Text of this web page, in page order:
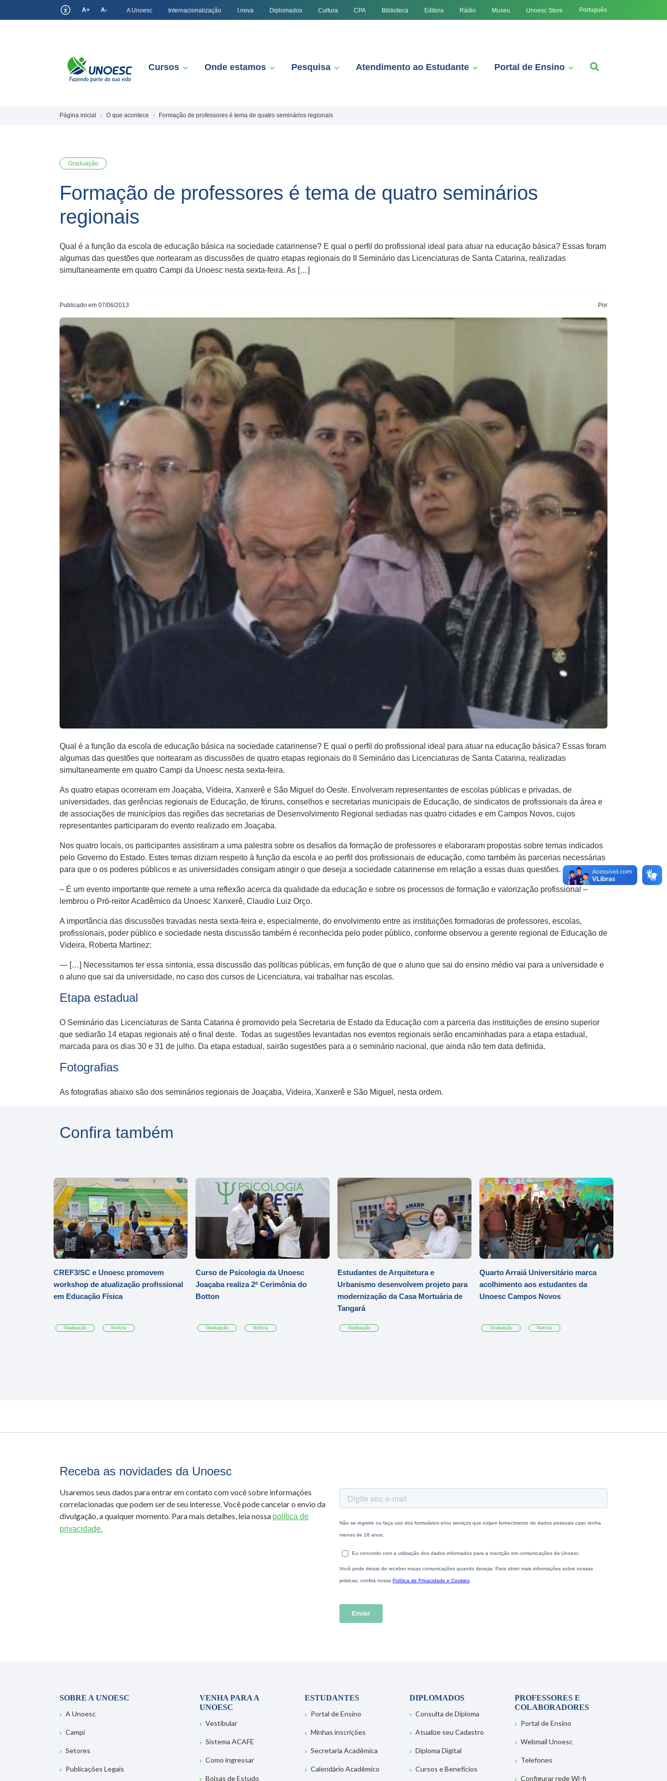
A+ A- A Unoesc Internacionalização I.nova Diplomados Cultura CPA Biblioteca Editora Rádio Museu Unoesc Store Português
Cursos Onde estamos Pesquisa Atendimento ao Estudante Portal de Ensino
Página inicial O que acontece Formação de professores é tema de quatro seminários regionais
Graduação
Formação de professores é tema de quatro seminários
regionais
Qual é a função da escola de educação básica na sociedade catarinense? E qual o perfil do profissional ideal para atuar na educação básica? Essas foram
algumas das questões que nortearam as discussões de quatro etapas regionais do II Seminário das Licenciaturas de Santa Catarina, realizadas
simultaneamente em quatro Campi da Unoesc nesta sexta-feira. As […]
Publicado em 07/06/2013 Por
Qual é a função da escola de educação básica na sociedade catarinense? E qual o perfil do profissional ideal para atuar na educação básica? Essas foram
algumas das questões que nortearam as discussões de quatro etapas regionais do II Seminário das Licenciaturas de Santa Catarina, realizadas
simultaneamente em quatro Campi da Unoesc nesta sexta-feira.
As quatro etapas ocorreram em Joaçaba, Videira, Xanxerê e São Miguel do Oeste. Envolveram representantes de escolas públicas e privadas, de
universidades, das gerências regionais de Educação, de fóruns, conselhos e secretarias municipais de Educação, de sindicatos de profissionais da área e
de associações de municípios das regiões das secretarias de Desenvolvimento Regional sediadas nas quatro cidades e em Campos Novos, cujos
representantes participaram do evento realizado em Joaçaba.
Nos quatro locais, os participantes assistiram a uma palestra sobre os desafios da formação de professores e elaboraram propostas sobre temas indicados
pelo Governo do Estado. Estes temas diziam respeito à função da escola e ao perfil dos profissionais de educação, como também às parcerias necessárias
para que o os poderes públicos e as universidades consigam atingir o que deseja a sociedade catarinense em relação a essas duas questões.
– É um evento importante que remete a uma reflexão acerca da qualidade da educação e sobre os processos de formação e valorização profissional –
lembrou o Pró-reitor Acadêmico da Unoesc Xanxerê, Claudio Luiz Orço.
A importância das discussões travadas nesta sexta-feira e, especialmente, do envolvimento entre as instituições formadoras de professores, escolas,
profissionais, poder público e sociedade nesta discussão também é reconhecida pelo poder público, conforme observou a gerente regional de Educação de
Videira, Roberta Martinez:
— […] Necessitamos ter essa sintonia, essa discussão das políticas públicas, em função de que o aluno que sai do ensino médio vai para a universidade e
o aluno que sai da universidade, no caso dos cursos de Licenciatura, vai trabalhar nas escolas.
Etapa estadual
O Seminário das Licenciaturas de Santa Catarina é promovido pela Secretaria de Estado da Educação com a parceria das instituições de ensino superior
que sediarão 14 etapas regionais até o final deste. Todas as sugestões levantadas nos eventos regionais serão encaminhadas para a etapa estadual,
marcada para os dias 30 e 31 de julho. Da etapa estadual, sairão sugestões para a o seminário nacional, que ainda não tem data definida.
Fotografias
As fotografias abaixo são dos seminários regionais de Joaçaba, Videira, Xanxerê e São Miguel, nesta ordem.
Confira também
CREF3/SC e Unoesc promovem
workshop de atualização profissional
em Educação Física
Graduação Notícia
Curso de Psicologia da Unoesc
Joaçaba realiza 2ª Cerimônia do
Botton
Graduação Notícia
Estudantes de Arquitetura e
Urbanismo desenvolvem projeto para
modernização da Casa Mortuária de
Tangará
Graduação
Quarto Arraiá Universitário marca
acolhimento aos estudantes da
Unoesc Campos Novos
Graduação Notícia
Receba as novidades da Unoesc
Usaremos seus dados para entrar em contato com você sobre informações
correlacionadas que podem ser de seu interesse. Você pode cancelar o envio da
divulgação, a qualquer momento. Para mais detalhes, leia nossa política de
privacidade.
SOBRE A UNOESC
A Unoesc
Campi
Setores
Publicações Legais
VENHA PARA A
UNOESC
Vestibular
Sistema ACAFE
Como ingressar
Bolsas de Estudo
ESTUDANTES
Portal de Ensino
Minhas inscrições
Secretaria Acadêmica
Calendário Acadêmico
DIPLOMADOS
Consulta de Diploma
Atualize seu Cadastro
Diploma Digital
Cursos e Benefícios
PROFESSORES E
COLABORADORES
Portal de Ensino
Webmail Unoesc
Telefones
Configurar rede Wi-fi